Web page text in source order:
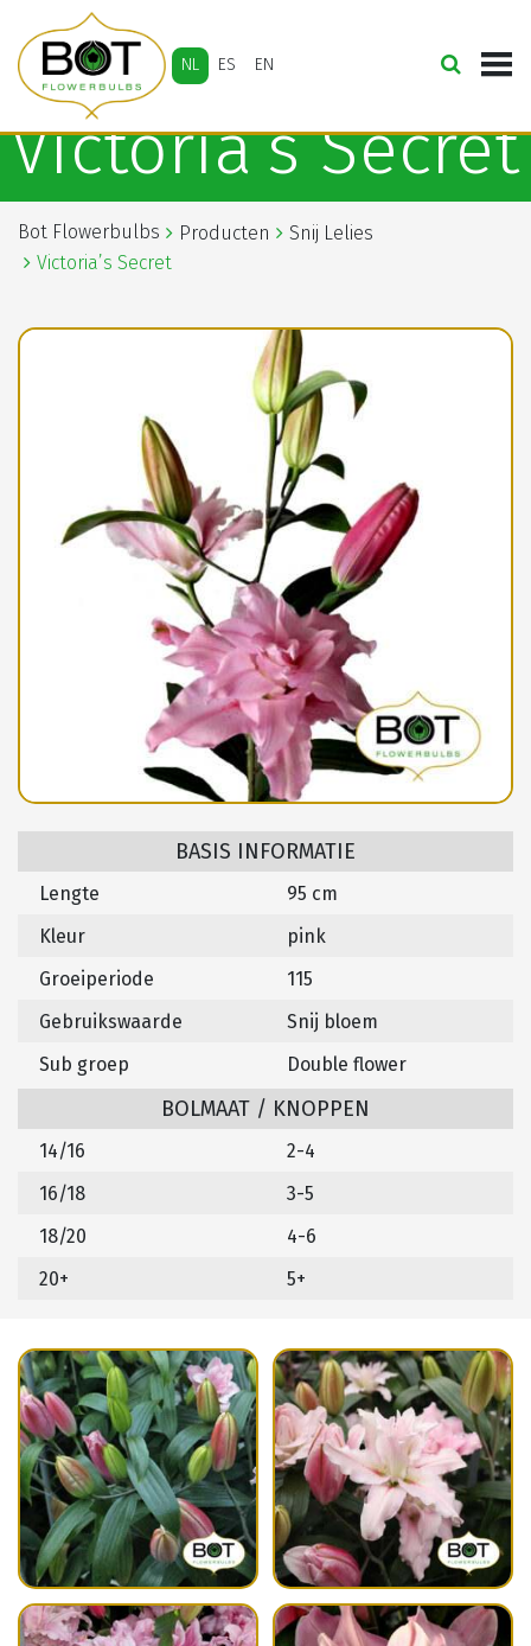
NL ES EN
Victoria’s Secret
Bot Flowerbulbs Producten
Snij Lelies
Victoria’s Secret
BASIS INFORMATIE
Lengte
95 cm
Kleur
pink
Groeiperiode
115
Gebruikswaarde
Snij bloem
Sub groep
Double flower
BOLMAAT / KNOPPEN
14/16
2-4
16/18
3-5
18/20
4-6
20+
5+